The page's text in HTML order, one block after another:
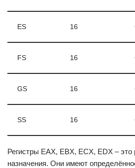
ES 16
FS 16
GS 16
SS 16
Регистры EAX, EBX, ECX, EDX – это
назначения. Они имеют